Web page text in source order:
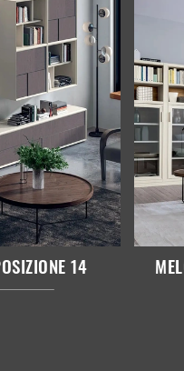
14